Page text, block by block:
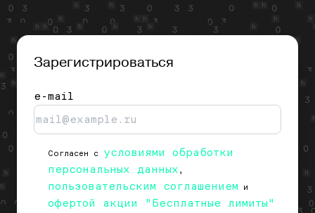
Зарегистрироваться
e-mail
Согласен с условиями обработки
персональных данных ,
пользовательским соглашением и
офертой акции "Бесплатные лимиты"